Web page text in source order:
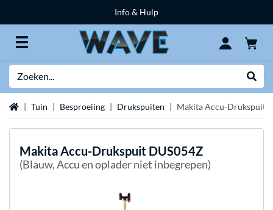
Info & Hulp
HomeTuin Besproeiing Drukspuiten Makita Accu-Drukspuit
MakitaAccu-Drukspuit DUS054Z
(Blauw, Accu en oplader niet inbegrepen)